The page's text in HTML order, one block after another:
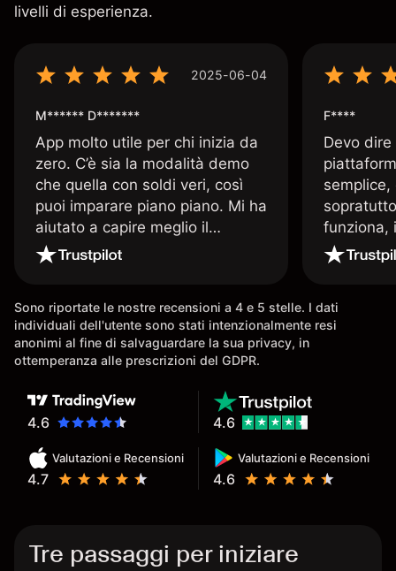
livelli di esperienza.
2025-06-04
M****** D*******
App molto utile per chi inizia da
zero. C’è sia la modalità demo
che quella con soldi veri, così
puoi imparare piano piano. Mi ha
aiutato a capire meglio il
trading. La consiglio a chi parte
senza esperienza.
F****
Devo
funziona,
Davide e'
spiega
Sono riportate le nostre recensioni a 4 e 5 stelle. I dati
individuali dell'utente sono stati intenzionalmente resi
anonimi al fine di salvaguardare la sua privacy, in
ottemperanza alle prescrizioni del GDPR.
4.6
Valutazioni e Recensioni
4.7
Valutazioni e Recensioni
4.6
4.6
Tre passaggi per iniziare